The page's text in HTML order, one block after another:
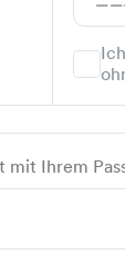
mit Ihrem